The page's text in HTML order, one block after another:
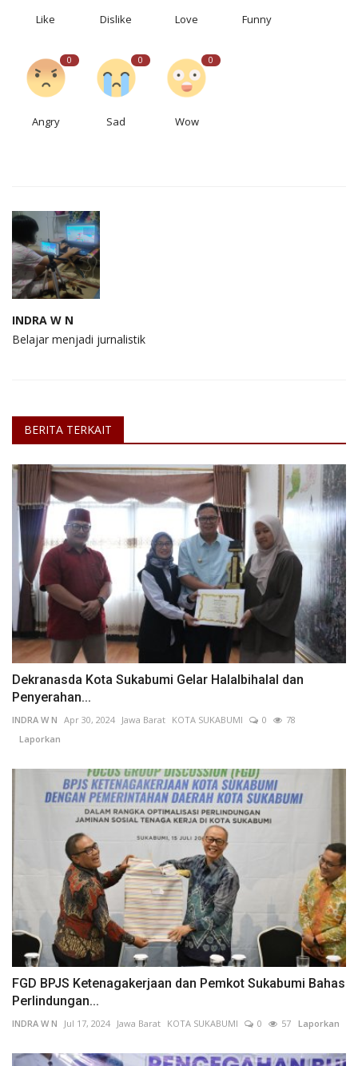
Like Dislike Love Funny
0
Angry
0
Sad
0
Wow
INDRA W N
Belajar menjadi jurnalistik
BERITA TERKAIT
Dekranasda Kota Sukabumi Gelar Halalbihalal dan
Penyerahan...
INDRA W N Apr 30, 2024 Jawa Barat KOTA SUKABUMI 0
78
Laporkan
FGD BPJS Ketenagakerjaan dan Pemkot Sukabumi Bahas
Perlindungan...
INDRA W N Jul 17, 2024 Jawa Barat KOTA SUKABUMI 0 57 Laporkan